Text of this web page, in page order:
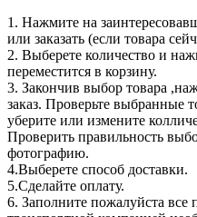
1. Нажмите на
или заказать (если товара
2. Выберете количество и
переместится в корзину.
3. Закончив выбор товара
заказ. Проверьте выбранные
уберите или измените
Проверить правильность
фотографию.
4.Выберете способ доставки.
5.Сделайте оплату.
6. Заполните пожалуйста все